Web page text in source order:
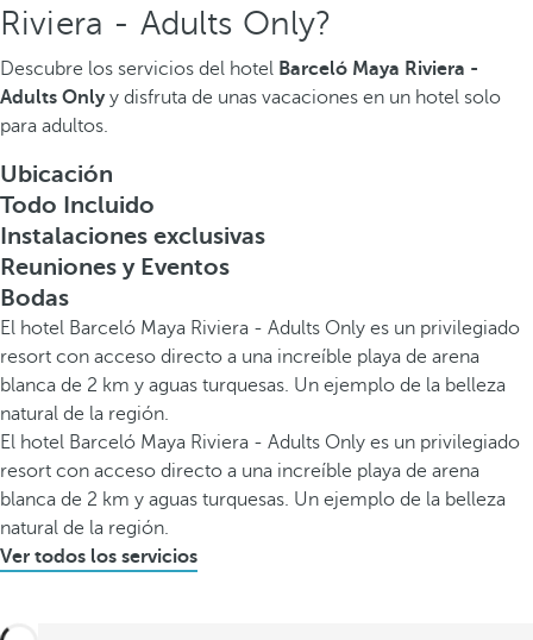
Riviera - Adults Only?
Descubre los servicios del hotel Barceló Maya Riviera -
Adults Onlyy disfruta de unas vacaciones en un hotel solo
para adultos.
Ubicación
Todo Incluido
Instalaciones exclusivas
Reuniones y Eventos
Bodas
El hotel Barceló Maya Riviera - Adults Only es un privilegiado
resort con acceso directo a una increíble playa de arena
blanca de 2 km y aguas turquesas. Un ejemplo de la belleza
natural de la región.
El hotel Barceló Maya Riviera - Adults Only es un privilegiado
resort con acceso directo a una increíble playa de arena
blanca de 2 km y aguas turquesas. Un ejemplo de la belleza
natural de la región.
Ver todos los servicios